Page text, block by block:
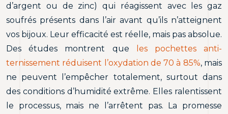
d’argent ou de zinc) qui réagissent avec les gaz
soufrés présents dans l’air avant qu’ils n’atteignent
vos bijoux. Leur efficacité est réelle, mais pas absolue.
Des études montrent que
les pochettes anti-
ternissement réduisent l’oxydation de 70 à 85%, mais
ne peuvent l’empêcher totalement, surtout dans
des conditions d’humidité extrême. Elles ralentissent
le processus, mais ne l’arrêtent pas. La promesse